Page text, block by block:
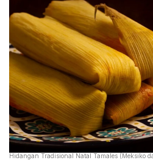
Hidangan Tradisional Natal Tamales (Meksiko